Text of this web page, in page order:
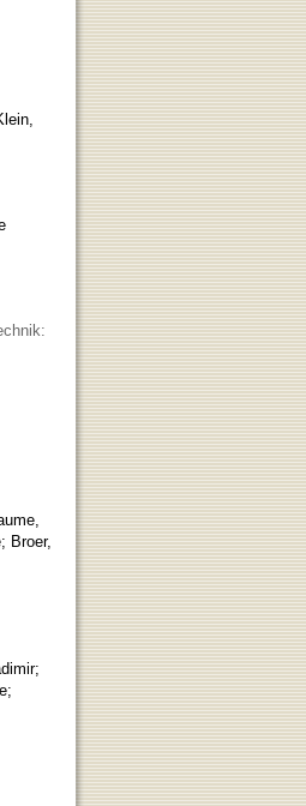
; Broer,
;
;